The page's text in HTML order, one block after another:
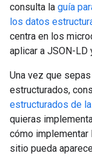
consulta la guía
los datos
centra en los
aplicar a JSON-LD
Una vez que
estructurados,
estructurados de
quieras
cómo implementar
sitio pueda